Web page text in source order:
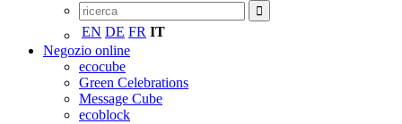
EN DE FR IT
Negozio online
ecocube
Green Celebrations
Message Cube
ecoblock